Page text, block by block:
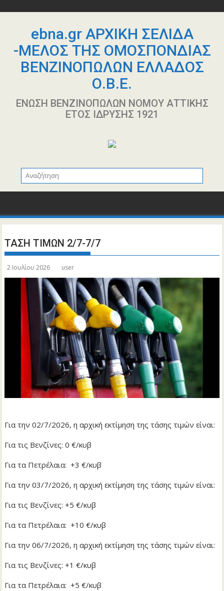
περιεχόμενοebna.gr ΑΡΧΙΚΗ ΣΕΛΙΔΑ
-ΜΕΛΟΣ ΤΗΣ ΟΜΟΣΠΟΝΔΙΑΣ
ΒΕΝΖΙΝΟΠΩΛΩΝ ΕΛΛΑΔΟΣ
Ο.Β.Ε.
ΕΝΩΣΗ ΒΕΝΖΙΝΟΠΩΛΩΝ ΝΟΜΟΥ ΑΤΤΙΚΗΣ
ΕΤΟΣ ΙΔΡΥΣΗΣ 1921
ΤΑΣΗ ΤΙΜΩΝ 2/7-7/7
2 Ιουλίου 2026 user
Για την 02/7/2026, η αρχική εκτίμηση της τάσης τιμών είναι:
Για τις Βενζίνες: 0 €/κυβ
Για τα Πετρέλαια: +3 €/κυβ
Για την 03/7/2026, η αρχική εκτίμηση της τάσης τιμών είναι:
Για τις Βενζίνες: +5 €/κυβ
Για τα Πετρέλαια: +10 €/κυβ
Για την 06/7/2026, η αρχική εκτίμηση της τάσης τιμών είναι:
Για τις Βενζίνες: +1 €/κυβ
Για τα Πετρέλαια: +5 €/κυβ